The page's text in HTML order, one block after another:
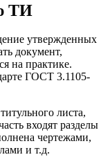
ТИ
утвержденных
документ,
на практике.
ГОСТ 3.1105-
листа,
входят разделы
чертежами,
и т.д.